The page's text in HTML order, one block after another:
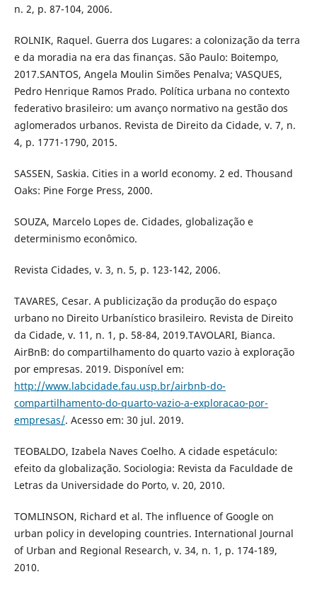
n. 2, p. 87-104, 2006.
ROLNIK, Raquel. Guerra dos Lugares: a colonização da terra
e da moradia na era das finanças. São Paulo: Boitempo,
2017.SANTOS, Angela Moulin Simões Penalva; VASQUES,
Pedro Henrique Ramos Prado. Política urbana no contexto
federativo brasileiro: um avanço normativo na gestão dos
aglomerados urbanos. Revista de Direito da Cidade, v. 7, n.
4, p. 1771-1790, 2015.
SASSEN, Saskia. Cities in a world economy. 2 ed. Thousand
Oaks: Pine Forge Press, 2000.
SOUZA, Marcelo Lopes de. Cidades, globalização e
determinismo econômico.
Revista Cidades, v. 3, n. 5, p. 123-142, 2006.
TAVARES, Cesar. A publicização da produção do espaço
urbano no Direito Urbanístico brasileiro. Revista de Direito
da Cidade, v. 11, n. 1, p. 58-84, 2019.TAVOLARI, Bianca.
AirBnB: do compartilhamento do quarto vazio à exploração
por empresas. 2019. Disponível em:
http://www.labcidade.fau.usp.br/airbnb-do-
compartilhamento-do-quarto-vazio-a-exploracao-por-
empresas/. Acesso em: 30 jul. 2019.
TEOBALDO, Izabela Naves Coelho. A cidade espetáculo:
efeito da globalização. Sociologia: Revista da Faculdade de
Letras da Universidade do Porto, v. 20, 2010.
TOMLINSON, Richard et al. The influence of Google on
urban policy in developing countries. International Journal
of Urban and Regional Research, v. 34, n. 1, p. 174-189,
2010.